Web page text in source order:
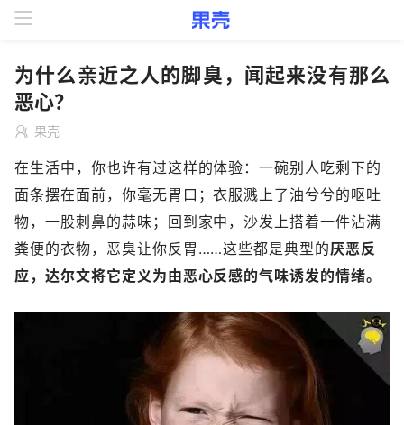
为什么亲近之人的脚臭，闻起来没有那么
恶心？
果壳
在生活中，你也许有过这样的体验：一碗别人吃剩下的
面条摆在面前，你毫无胃口；衣服溅上了油兮兮的呕吐
物，一股刺鼻的蒜味；回到家中，沙发上搭着一件沾满
粪便的衣物，恶臭让你反胃……这些都是典型的厌恶反
应，达尔文将它定义为由恶心反感的气味诱发的情绪。